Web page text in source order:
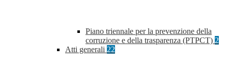
Piano triennale per la prevenzione della
corruzione e della trasparenza (PTPCT) 2
Atti generali 22